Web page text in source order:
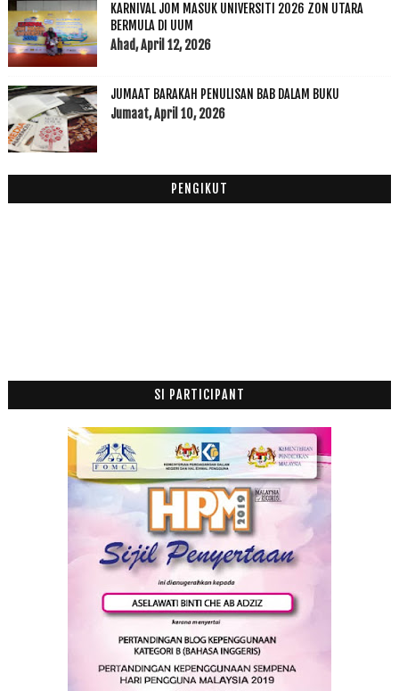
►September (15)
►Ogos(5)
► Julai(7)
►Jun(20)
►Mei(2)
►April(1)
►Mac(6)
►Februari(14)
▼Januari(19)
KETENANGAN YANG DI CARI - Senang atau Tenang...
Apakah rahsia kejayaan Rasulullah?
Resepi Kejayaan - Berfikiran Positif Dan Optimis
Hafal Al-Quran dalam Resort
Cuti @ Study
Jom Kenali Blogger
Launch My New Header
Putri Butterfly vs Kawan Baru
Musim Peperiksaan....
Ibu saya suka pakaikan saya cantik-cantik.....
KARNIVAL JOM MASUK UNIVERSITI 2026 ZON UTARA
BERMULA DI UUM
Ahad, April 12, 2026
JUMAAT BARAKAH PENULISAN BAB DALAM BUKU
Jumaat, April 10, 2026
PENGIKUT
SI PARTICIPANT